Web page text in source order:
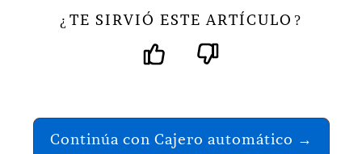
¿ TE SIRVIÓ ESTE ARTÍCULO ?
Continúa con Cajero automático →